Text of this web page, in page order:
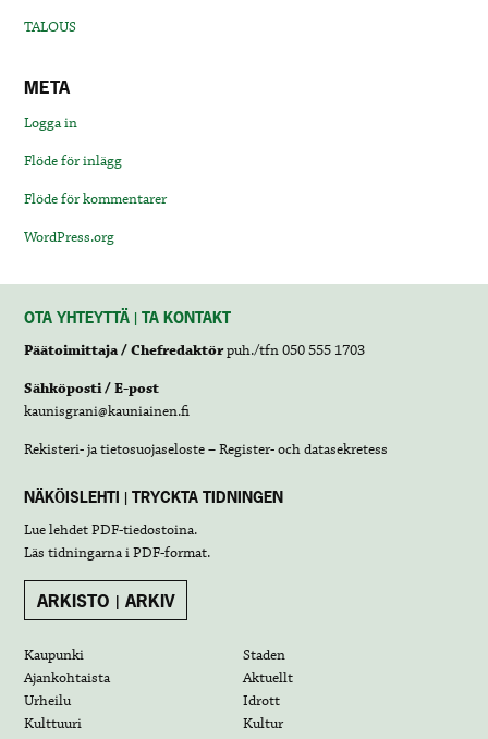
TALOUS
META
Logga in
Flöde för inlägg
Flöde för kommentarer
WordPress.org
OTA YHTEYTTÄ | TA KONTAKT
Päätoimittaja / Chefredaktörpuh./tfn 050 555 1703
Sähköposti / E-post
kaunisgrani@kauniainen.fi
Rekisteri- ja tietosuojaseloste – Register- och datasekretess
NÄKÖISLEHTI | TRYCKTA TIDNINGEN
Lue lehdetPDF-tiedostoina.
Läs tidningarna iPDF-format.
ARKISTO | ARKIV
Kaupunki
Staden
Ajankohtaista
Aktuellt
Urheilu
Idrott
Kulttuuri
Kultur